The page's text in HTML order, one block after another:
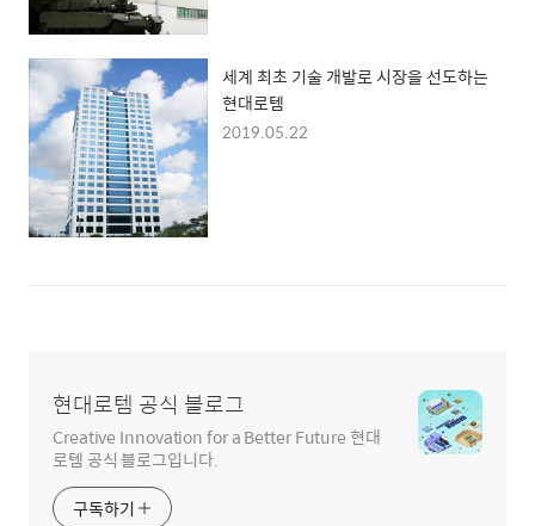
세계 최초 기술 개발로 시장을 선도하는
현대로템
2019.05.22
현대로템 공식 블로그
Creative Innovation for a Better Future 현대
로템 공식 블로그입니다.
구독하기